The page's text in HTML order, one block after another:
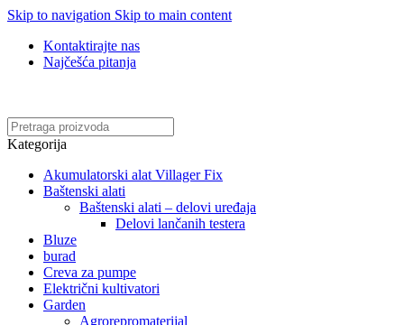
Skip to navigation Skip to main content
Kontaktirajte nas
Najčešća pitanja
Kategorija
Akumulatorski alat Villager Fix
Baštenski alati
Baštenski alati – delovi uređaja
Delovi lančanih testera
Bluze
burad
Creva za pumpe
Električni kultivatori
Garden
Agrorepromaterijal